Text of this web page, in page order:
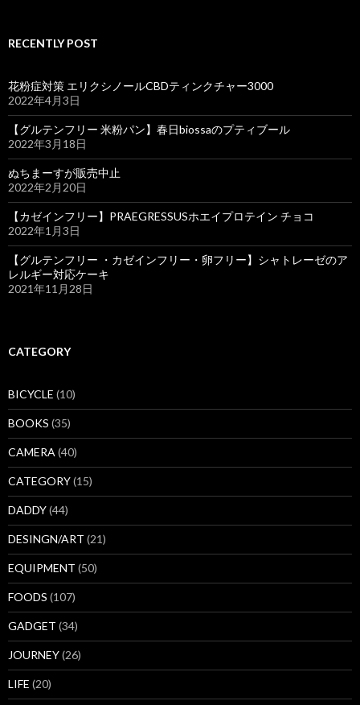
RECENTLY POST
花粉症対策 エリクシノールCBDティンクチャー3000
2022年4月3日
【グルテンフリー 米粉パン】春日biossaのプティブール
2022年3月18日
ぬちまーすが販売中止
2022年2月20日
【カゼインフリー】PRAEGRESSUSホエイプロテイン チョコ
2022年1月3日
【グルテンフリー ・カゼインフリー・卵フリー】シャトレーゼのア
レルギー対応ケーキ
2021年11月28日
CATEGORY
BICYCLE (10)
BOOKS (35)
CAMERA(40)
CATEGORY(15)
DADDY(44)
DESINGN/ART (21)
EQUIPMENT (50)
FOODS (107)
GADGET (34)
JOURNEY(26)
LIFE (20)